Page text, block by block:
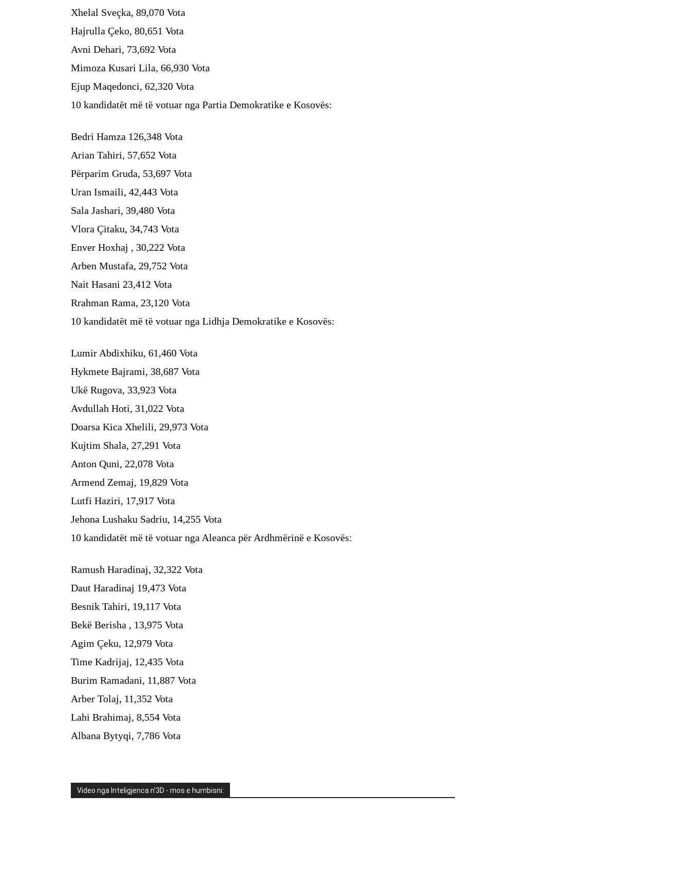
Xhelal Sveçka, 89,070 Vota
Hajrulla Çeko, 80,651 Vota
Avni Dehari, 73,692 Vota
Mimoza Kusari Lila, 66,930 Vota
Ejup Maqedonci, 62,320 Vota
10 kandidatët më të votuar nga Partia Demokratike e Kosovës:
Bedri Hamza 126,348 Vota
Arian Tahiri, 57,652 Vota
Përparim Gruda, 53,697 Vota
Uran Ismaili, 42,443 Vota
Sala Jashari, 39,480 Vota
Vlora Çitaku, 34,743 Vota
Enver Hoxhaj , 30,222 Vota
Arben Mustafa, 29,752 Vota
Nait Hasani 23,412 Vota
Rrahman Rama, 23,120 Vota
10 kandidatët më të votuar nga Lidhja Demokratike e Kosovës:
Lumir Abdixhiku, 61,460 Vota
Hykmete Bajrami, 38,687 Vota
Ukë Rugova, 33,923 Vota
Avdullah Hoti, 31,022 Vota
Doarsa Kica Xhelili, 29,973 Vota
Kujtim Shala, 27,291 Vota
Anton Quni, 22,078 Vota
Armend Zemaj, 19,829 Vota
Lutfi Haziri, 17,917 Vota
Jehona Lushaku Sadriu, 14,255 Vota
10 kandidatët më të votuar nga Aleanca për Ardhmërinë e Kosovës:
Ramush Haradinaj, 32,322 Vota
Daut Haradinaj 19,473 Vota
Besnik Tahiri, 19,117 Vota
Bekë Berisha , 13,975 Vota
Agim Çeku, 12,979 Vota
Time Kadrijaj, 12,435 Vota
Burim Ramadani, 11,887 Vota
Arber Tolaj, 11,352 Vota
Lahi Brahimaj, 8,554 Vota
Albana Bytyqi, 7,786 Vota
Video nga Inteligjenca n'3D - mos e humbisni: